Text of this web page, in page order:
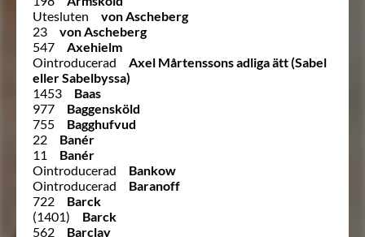
Utesluten
von Ascheberg
23
von Ascheberg
547
Axehielm
Ointroducerad
Axel Mårtenssons adliga ätt (Sabel
eller Sabelbyssa)
1453
Baas
977
Baggensköld
755
Bagghufvud
22
Banér
11
Banér
Ointroducerad
Bankow
Ointroducerad
Baranoff
722
Barck
(1401)
Barck
562
Barclay